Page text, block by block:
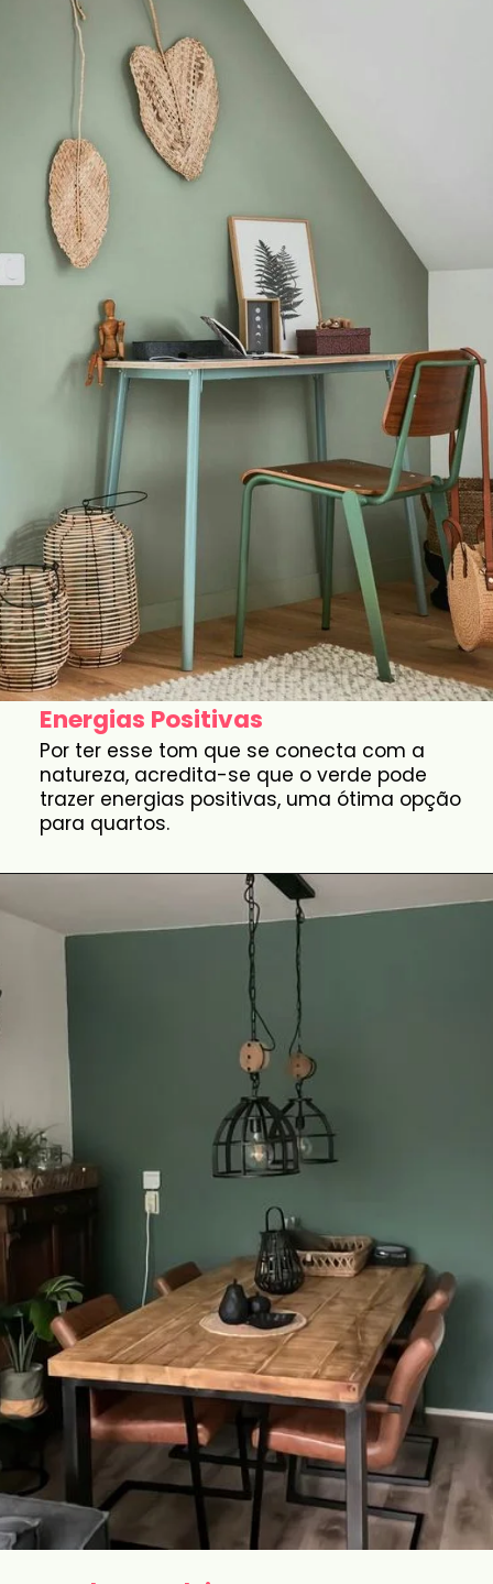
Energias Positivas
Por ter esse tom que se conecta com a
natureza, acredita-se que o verde pode
trazer energias positivas, uma ótima opção
para quartos.